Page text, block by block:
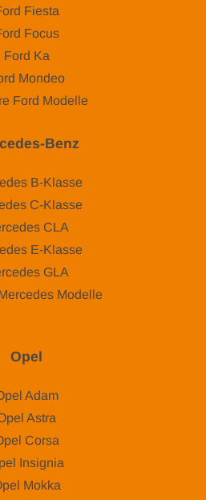
Fiesta
Focus
Ford Ka
Mondeo
Ford Modelle
Benz
B-Klasse
C-Klasse
CLA
E-Klasse
GLA
Modelle
Opel
Adam
Astra
Corsa
Insignia
Mokka